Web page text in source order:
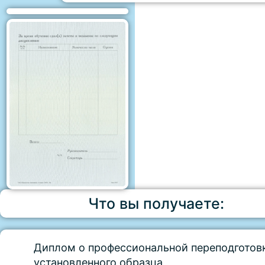
Что вы получаете:
Диплом о профессиональной
установленного образца